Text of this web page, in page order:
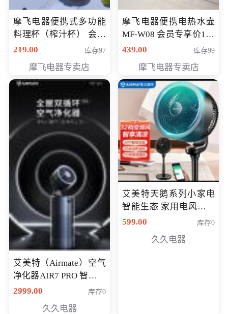
摩飞电器便携式多功能
料理杯（榨汁杯） 会员
专享价118元
219.00 库存97
摩飞电器专卖店
摩飞电器便携电热水壶
MF-W08 会员专享价198
元
439.00 库存99
摩飞电器专卖店
艾美特（Airmate）空气
净化器AIR7 PRO 智能全
屋空气循环负离子旗舰
2999.00 库存0
久久电器
艾美特天鹅系列小家电
智能生态 家用电风扇直
流变频节能轻音空气循
鹅，白天鹅智能)
599.00 库存0
久久电器